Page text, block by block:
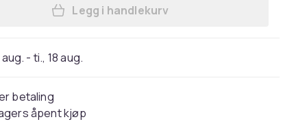
Legg AFA julemerke-katalog 2012 i
Legg i handlekurv
aug. - ti., 18 aug.
betaling
åpent kjøp